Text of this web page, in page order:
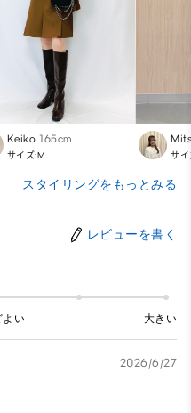
Keiko 165cm
サイズ:M サイ
スタイリングをもっとみる
レビューを書く
よい 大きい
2026/6/27